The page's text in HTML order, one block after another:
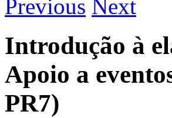
Previous Next
Introdução à
Apoio a
PR7)